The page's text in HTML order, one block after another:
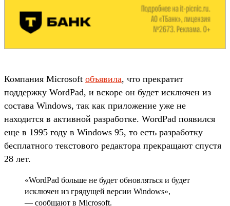
Компания Microsoft объявила, что прекратит
поддержку WordPad, и вскоре он будет исключен из
состава Windows, так как приложение уже не
находится в активной разработке. WordPad появился
еще в 1995 году в Windows 95, то есть разработку
бесплатного текстового редактора прекращают спустя
28 лет.
«WordPad больше не будет обновляться и будет
исключен из грядущей версии Windows»,
— сообщают в Microsoft.